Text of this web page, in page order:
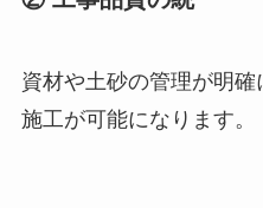
資材や土砂の管理が明
施工が可能になります。